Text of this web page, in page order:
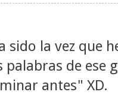
sido la vez que
de ese
antes" XD.